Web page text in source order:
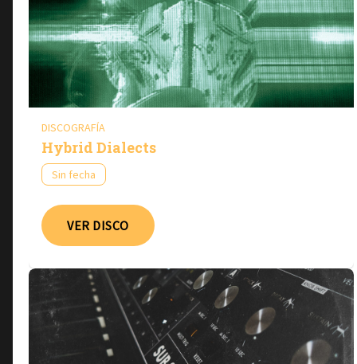
DISCOGRAFÍA
Hybrid Dialects
Sin fecha
VER DISCO